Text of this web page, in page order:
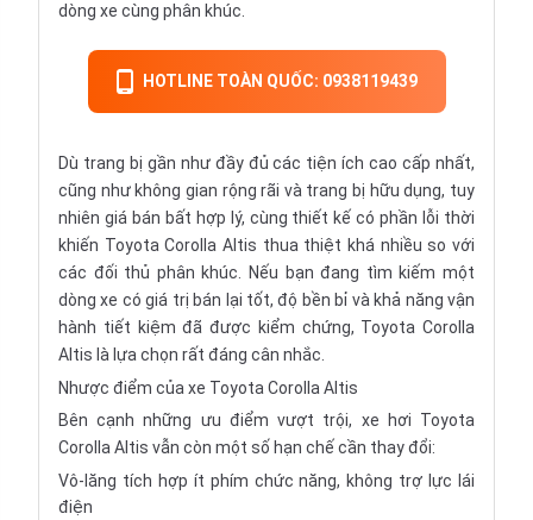
dòng xe cùng phân khúc.
HOTLINE TOÀN QUỐC: 0938119439
Dù trang bị gần như đầy đủ các tiện ích cao cấp nhất,
cũng như không gian rộng rãi và trang bị hữu dụng, tuy
nhiên giá bán bất hợp lý, cùng thiết kế có phần lỗi thời
khiến Toyota Corolla Altis thua thiệt khá nhiều so với
các đối thủ phân khúc. Nếu bạn đang tìm kiếm một
dòng xe có giá trị bán lại tốt, độ bền bỉ và khả năng vận
hành tiết kiệm đã được kiểm chứng, Toyota Corolla
Altis là lựa chọn rất đáng cân nhắc.
Nhược điểm của xe Toyota Corolla Altis
Bên cạnh những ưu điểm vượt trội, xe hơi Toyota
Corolla Altis vẫn còn một số hạn chế cần thay đổi:
Vô-lăng tích hợp ít phím chức năng, không trợ lực lái
điện